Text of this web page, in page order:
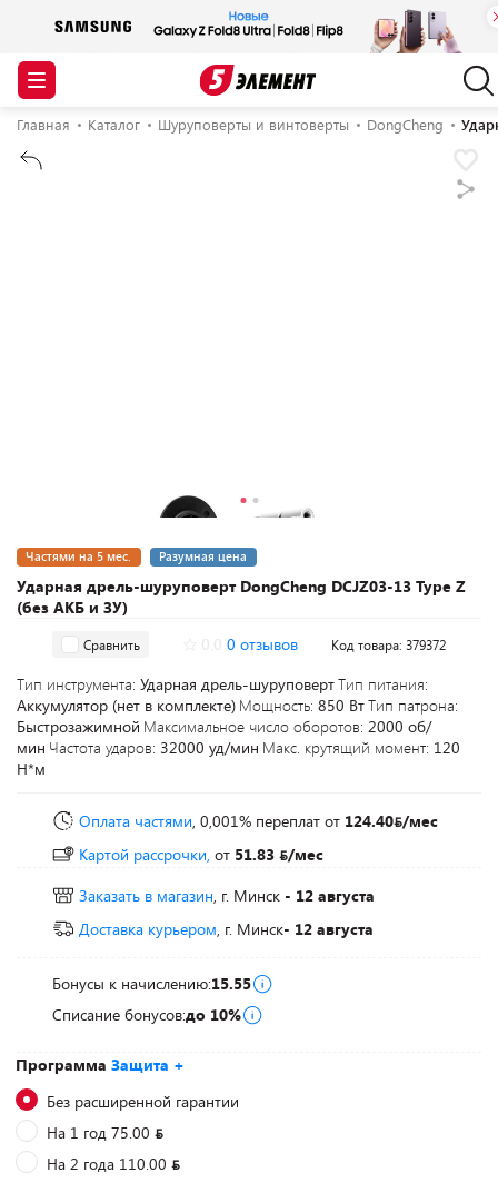
Главная Каталог Шуруповерты и винтоверты DongCheng
Ударная дрель-шуруповерт DongCheng DCJZ03-13 Type Z
(без АКБ и ЗУ)
Частями на 5 мес. Разумная цена
Программа Защита +
Без расширенной гарантии
На 1 год 75.00
На 2 года 110.00
Сравнить 0 отзывов Код товара: 379372
Тип инструмента: Ударная дрель-шуруповертТип питания:
Аккумулятор (нет в комплекте) Мощность: 850 ВтТип патрона:
Быстрозажимной Максимальное число оборотов: 2000 об/
мин Частота ударов: 32000 уд/мин Макс. крутящий момент: 120
Н*м
Оплата частями, 0,001% переплат от 124.40 /мес
Картой рассрочки, от 51.83
/мес
Заказать в магазин, г. Минск - 12 августа
Доставка курьером, г. Минск- 12 августа
Бонусы к начислению:15.55
Списание бонусов:до 10%